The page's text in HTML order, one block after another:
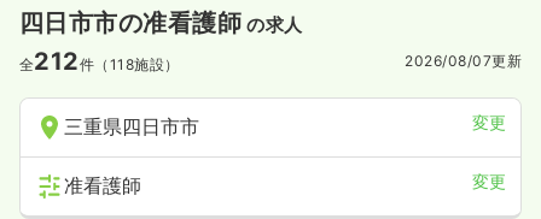
四日市市の准看護師 の求人
全212件（118施設） 2026/08/07更新
三重県四日市市 変更
准看護師 変更